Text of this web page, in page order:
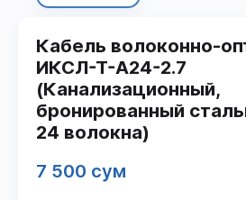
Кабель волоконно-
ИКСЛ-Т-А24-2.7
(Канализационный,
бронированный
24 волокна)
7 500 сум